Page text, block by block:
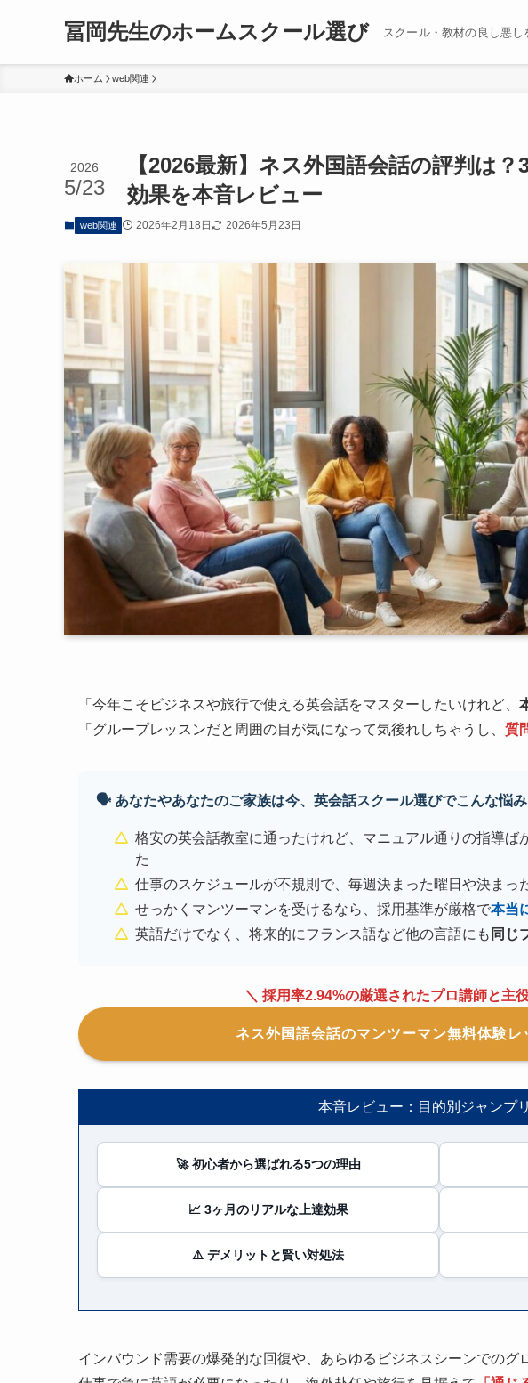
冨岡先生のホームスクール選び スクール・教材の良し悪し
ホーム web関連
【2026最新】ネス外国語会話の評判は
効果を本音レビュー
2026
5/23
web関連 2026年2月18日 2026年5月23日
「今年こそビジネスや旅行で使える英会話をマスターしたいけれど、
「グループレッスンだと周囲の目が気になって気後れしちゃうし、 質
🗣️ あなたやあなたのご家族は今、英会話スクール選びでこんな悩
格安の英会話教室に通ったけれど、マニュアル通りの指導ば
た
仕事のスケジュールが不規則で、毎週決まった曜日や決まっ
せっかくマンツーマンを受けるなら、採用基準が厳格で本当
英語だけでなく、将来的にフランス語など他の言語にも 同じ
＼ 採用率2.94%の厳選されたプロ講師と主
ネス外国語会話のマンツーマン無料体験レ
本音レビュー：目的別ジャンプ
🚀 初心者から選ばれる5つの理由
📈 3ヶ月のリアルな上達効果
⚠️ デメリットと賢い対処法
インバウンド需要の爆発的な回復や、あらゆるビジネスシーンでのグ